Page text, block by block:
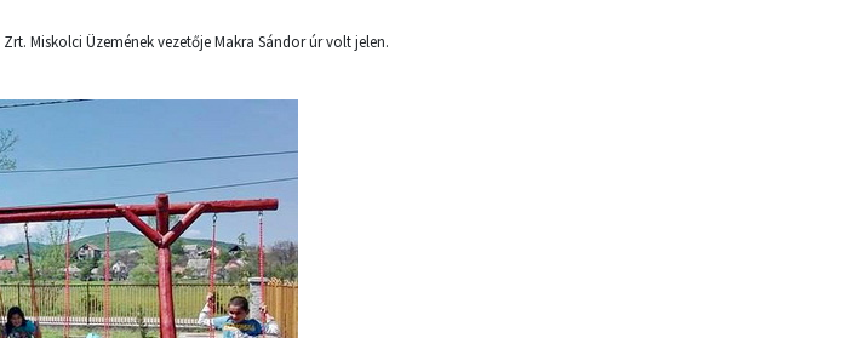
Miskolci Üzemének vezetője Makra Sándor úr volt jelen.